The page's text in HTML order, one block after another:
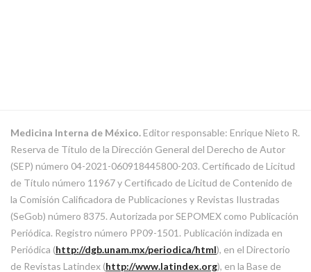
Medicina Interna de México.Editor responsable: Enrique Nieto R.
Reserva de Título de la Dirección General del Derecho de Autor
(SEP) número 04-2021-060918445800-203. Certificado de Licitud
de Título número 11967 y Certificado de Licitud de Contenido de
la Comisión Calificadora de Publicaciones y Revistas Ilustradas
(SeGob) número 8375. Autorizada por SEPOMEX como Publicación
Periódica. Registro número PP09-1501. Publicación indizada en
Periódica (http://dgb.unam.mx/periodica/html), en el Directorio
de Revistas Latindex (http://www.latindex.org), en la Base de